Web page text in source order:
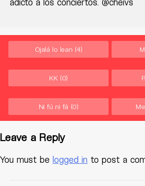
Ojalá lo lean (4)
KK (0)
Ni fú ni fá (0)
Leave a Reply
You must be logged in to post a